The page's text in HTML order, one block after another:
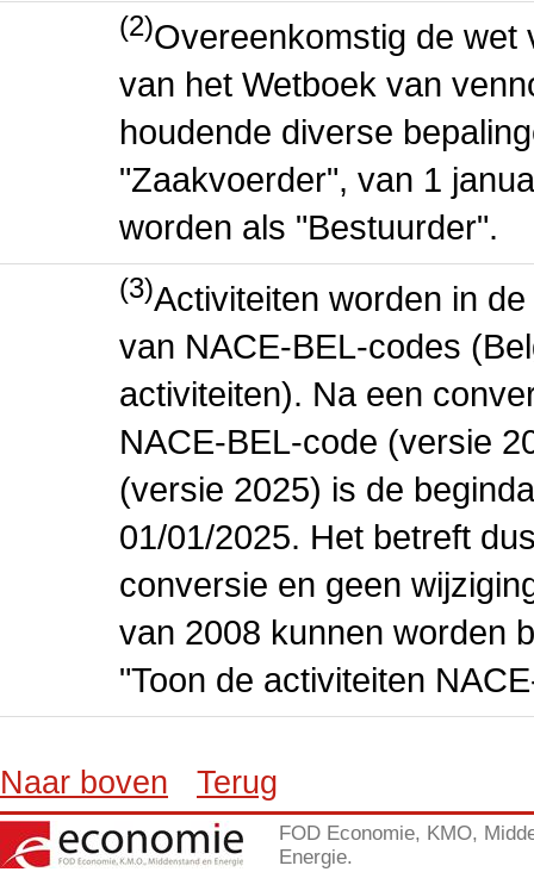
(2)Overeenkomstig de wet
van het Wetboek van
houdende diverse
"Zaakvoerder", van 1
worden als "Bestuurder".
(3)Activiteiten worden in
van NACE-BEL-codes
activiteiten). Na een
NACE-BEL-code (versie
(versie 2025) is de
01/01/2025. Het betreft
conversie en geen
van 2008 kunnen worden
"Toon de activiteiten
Naar boven Terug
FOD Economie, KMO,
Energie.